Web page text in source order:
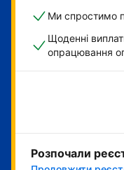
Ми спростимо
Щоденні
опрацювання
Розпочали